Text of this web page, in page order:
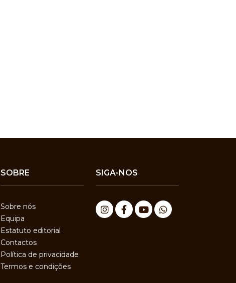
SOBRE
Sobre nós
Equipa
Estatuto editorial
Contactos
Política de privacidade
Termos e condições
SIGA-NOS